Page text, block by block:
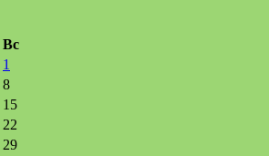
Вс
1
8
15
22
29